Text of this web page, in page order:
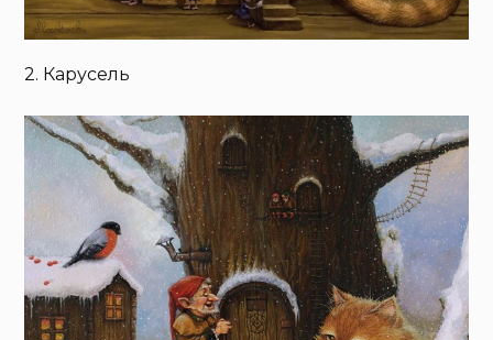
2. Карусель